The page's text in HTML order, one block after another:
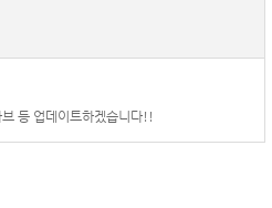
등 업데이트하겠습니다!!